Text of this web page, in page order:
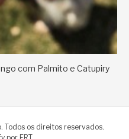
com Palmito e Catupiry
os direitos reservados.